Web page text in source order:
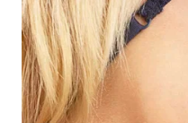
PAKPAK
WN
KARAWANG